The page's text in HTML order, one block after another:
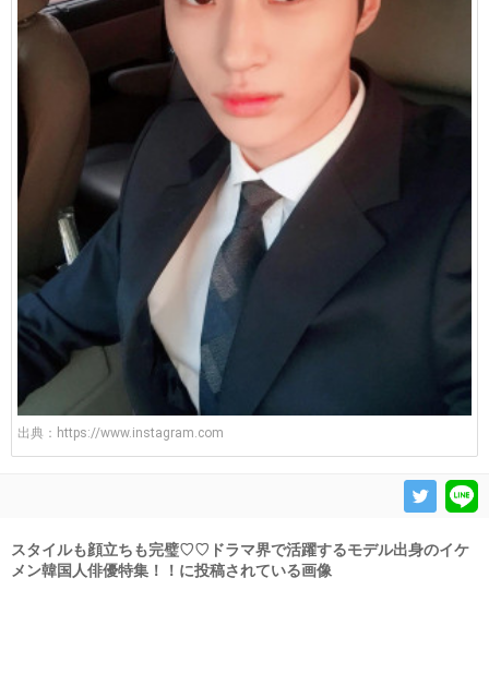
出典： https://www.instagram.com
スタイルも顔立ちも完璧♡♡ドラマ界で活躍するモデル出身のイケ
メン韓国人俳優特集！！に投稿されている画像